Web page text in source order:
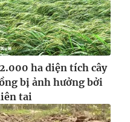
ha diện tích cây
bị ảnh hưởng bởi
tai